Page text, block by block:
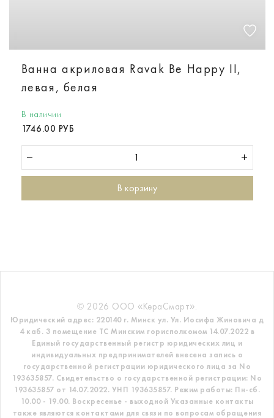
Ванна акриловая Ravak Be Happy II,
левая, белая
В наличии
1746.00 РУБ
В корзину
© 2026 ООО «КераСмарт».
Юридический адрес: 220140 г. Минск ул. Ул. Иосифа Жиновича д
4 каб. 3 помещение ТС Минским горисполкомом 14.07.2022 в
Единый государственный регистр юридических лиц и
индивидуальных предпринимателей внесена запись о
государственной регистрации юридического лица за No
193635857. Свидетельство о государственной регистрации: No
193635857 от 14.07.2022. УНП 193635857. Режим работы: Пн-сб.
10.00 - 19.00. Воскресенье - выходной Указанные контакты
также являются контактами для связи по вопросам обращения